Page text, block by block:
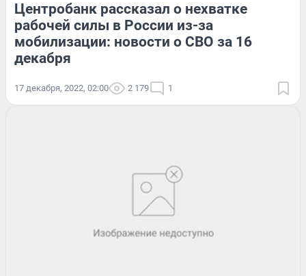
Центробанк рассказал о нехватке
рабочей силы в России из-за
мобилизации: новости о СВО за 16
декабря
17 декабря, 2022, 02:00 2 179 1